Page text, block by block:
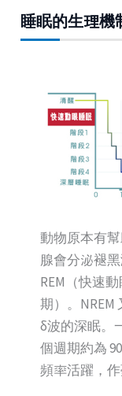
睡眠的生理機
動物原本有
腺會分泌褪
REM（快速
期）。
δ波的深眠。
個週期約為
頻率活躍，作